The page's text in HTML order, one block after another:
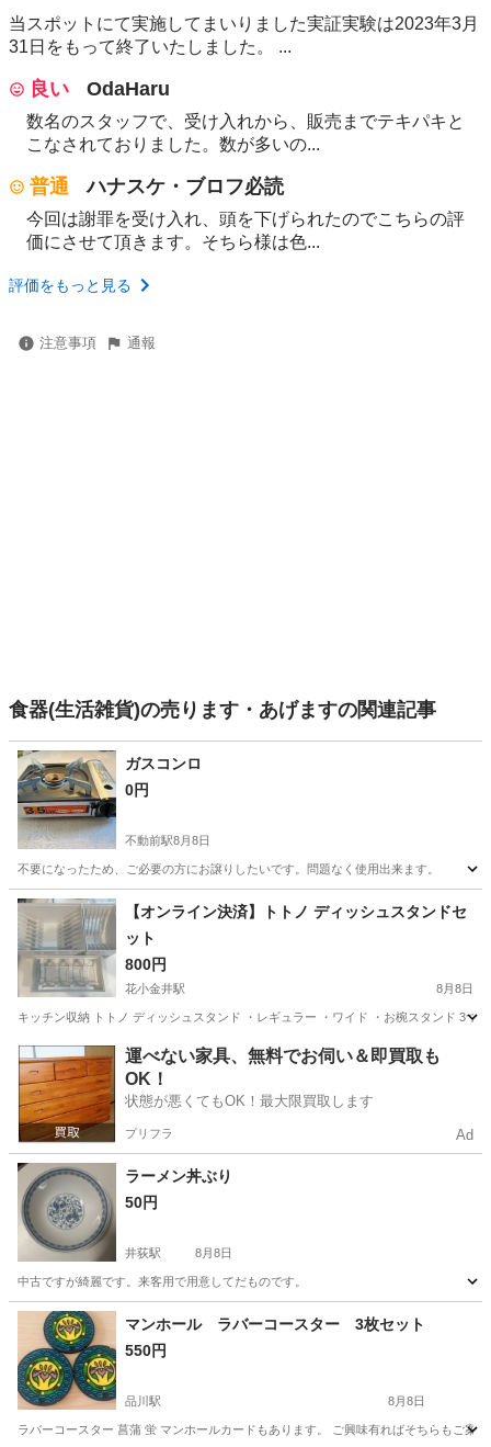
当スポットにて実施してまいりました実証実験は2023年3月
31日をもって終了いたしました。 ...
良い OdaHaru
数名のスタッフで、受け入れから、販売までテキパキと
こなされておりました。数が多いの...
普通 ハナスケ・ブロフ必読
今回は謝罪を受け入れ、頭を下げられたのでこちらの評
価にさせて頂きます。そちら様は色...
評価をもっと見る
注意事項 通報
食器(生活雑貨)の売ります・あげますの関連記事
ガスコンロ
0円
不動前駅8月8日
不要になったため、ご必要の方にお譲りしたいです。問題なく使用出来ます。
東京 目黒区 不動前駅 調理器具
【オンライン決済】トトノ ディッシュスタンドセ
ット
800円
花小金井駅 8月8日
キッチン収納 トトノ ディッシュスタンド ・レギュラー ・ワイド ・お椀スタンド 3
東京 東久留米市 花小金井駅 調理器具
運べない家具、無料でお伺い＆即買取も
OK！
状態が悪くてもOK！最大限買取します
プリフラ Ad
ラーメン丼ぶり
50円
井荻駅 8月8日
中古ですが綺麗です。来客用で用意してだものです。
東京 杉並区 井荻駅 食器
マンホール ラバーコースター 3枚セット
550円
品川駅 8月8日
ラバーコースター 菖蒲 蛍 マンホールカードもあります。 ご興味有ればそちらもご案